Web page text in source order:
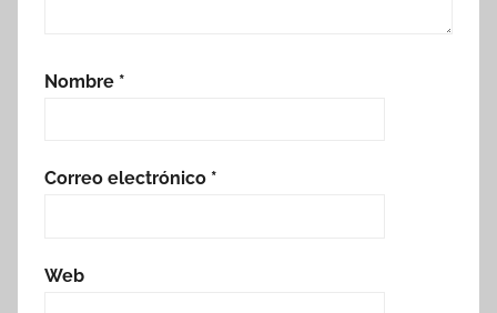
Nombre *
Correo electrónico *
Web